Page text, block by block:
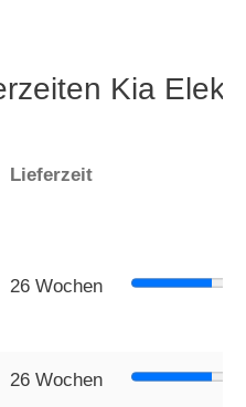
Kia
Lieferzeit
26 Wochen
26 Wochen